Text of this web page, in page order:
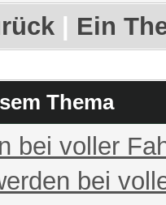
Ein
Thema
bei voller
bei